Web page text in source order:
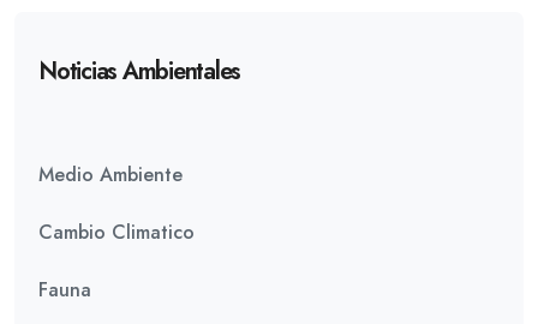
Noticias Ambientales
Medio Ambiente
Cambio Climatico
Fauna